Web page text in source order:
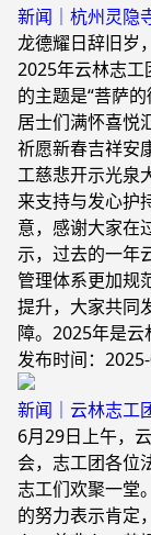
新闻｜杭州灵隐
龙德耀日辞旧岁
2025年云林志工
的主题是“菩萨
居士们满怀喜悦
祈愿新春吉祥安
工慈悲开示光泉
来支持与发心护
意，感谢大家在
示，过去的一年
管理体系更加规
提升，大家共同
障。2025年是云
发布时间：
新闻｜云林志工
6月29日上午，
会，志工团各位
志工们欢聚一堂
的努力表示肯定